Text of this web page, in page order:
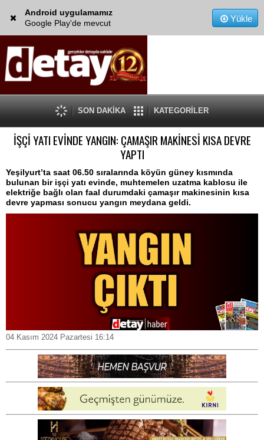
Android uygulamamız
Google Play'de mevcut
Yükle
SON DAKİKA KATEGORİLER
İŞÇİ YATI EVİNDE YANGIN: ÇAMAŞIR MAKİNESİ KISA DEVRE
YAPTI
Yeşilyurt’ta saat 06.50 sıralarında köyün güney kısmında
bulunan bir işçi yatı evinde, muhtemelen uzatma kablosu ile
elektriğe bağlı olan faal durumdaki çamaşır makinesinin kısa
devre yapması sonucu yangın meydana geldi.
04 Kasım 2024 Pazartesi 16:14